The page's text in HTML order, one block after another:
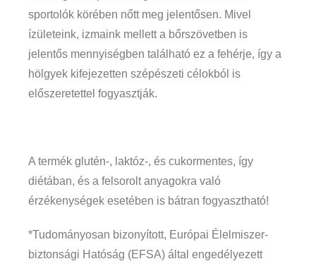
sportolók körében nőtt meg jelentősen. Mivel
ízületeink, izmaink mellett a bőrszövetben is
jelentős mennyiségben található ez a fehérje, így a
hölgyek kifejezetten szépészeti célokból is
előszeretettel fogyasztják.
A termék glutén-, laktóz-, és cukormentes, így
diétában, és a felsorolt anyagokra való
érzékenységek esetében is bátran fogyasztható!
*Tudományosan bizonyított, Európai Élelmiszer-
biztonsági Hatóság (EFSA) által engedélyezett